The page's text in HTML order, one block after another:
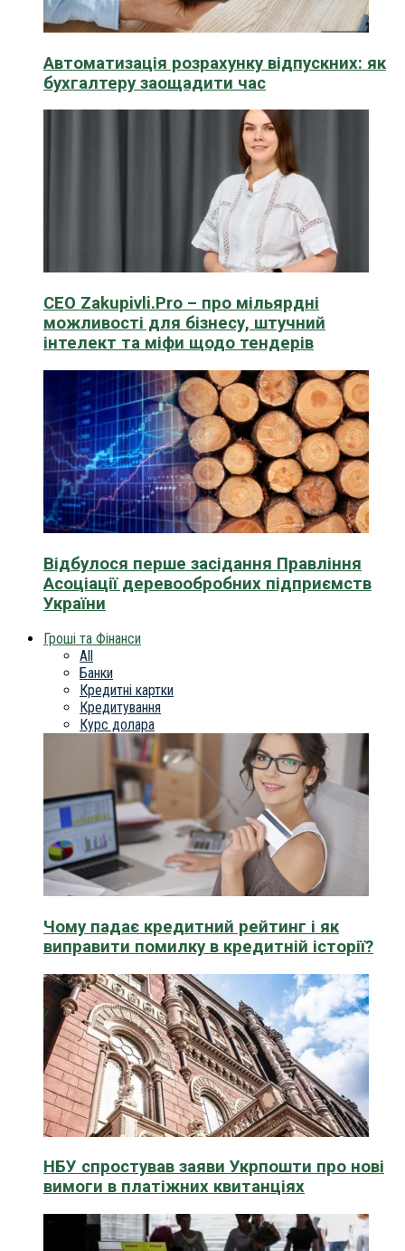
Автоматизація розрахунку відпускних: як
бухгалтеру заощадити час
CEO Zakupivli.Pro – про мільярдні
можливості для бізнесу, штучний
інтелект та міфи щодо тендерів
Відбулося перше засідання Правління
Асоціації деревообробних підприємств
України
Гроші та Фінанси
All
Банки
Кредитні картки
Кредитування
Курс долара
Чому падає кредитний рейтинг і як
виправити помилку в кредитній історії?
НБУ спростував заяви Укрпошти про нові
вимоги в платіжних квитанціях